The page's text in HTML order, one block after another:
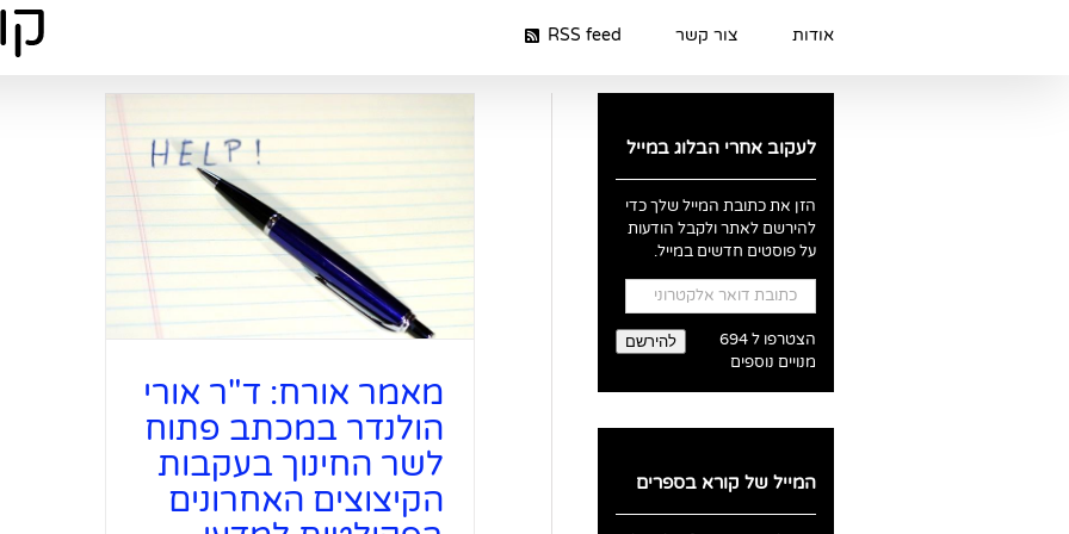
אודות צור קשר RSS feed
מאמר אורח: ד"ר אורי
הולנדר במכתב פתוח
לשר החינוך בעקבות
הקיצוצים האחרונים
לעקוב אחרי הבלוג במייל
הזן את כתובת המייל שלך כדי
להירשם לאתר ולקבל הודעות
על פוסטים חדשים במייל.
כתובת
דואר
אלקטרוני
להירשם
הצטרפו ל 694
מנויים נוספים
המייל של קורא בספרים